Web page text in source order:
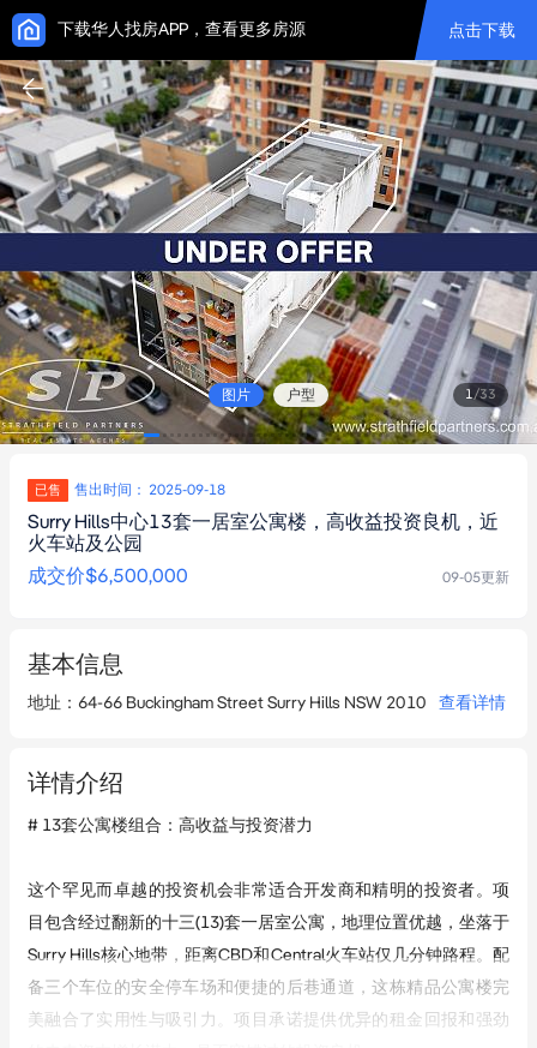
下载华人找房APP，查看更多房源 点击下载
图片 户型 1/33
已售 售出时间： 2025-09-18
Surry Hills中心13套一居室公寓楼，高收益投资良机，近
火车站及公园
成交价$6,500,000 09-05更新
基本信息
地址 ： 64-66 Buckingham Street Surry Hills NSW 2010 查看详情
详情介绍
# 13套公寓楼组合：高收益与投资潜力
这个罕见而卓越的投资机会非常适合开发商和精明的投资者。项
目包含经过翻新的十三(13)套一居室公寓，地理位置优越，坐落于
Surry Hills核心地带，距离CBD和Central火车站仅几分钟路程。配
备三个车位的安全停车场和便捷的后巷通道，这栋精品公寓楼完
美融合了实用性与吸引力。项目承诺提供优异的租金回报和强劲